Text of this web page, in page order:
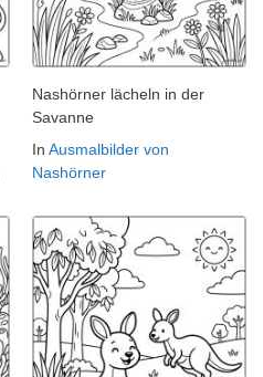
Nashörner lächeln in der
Savanne
In Ausmalbilder von
Nashörner